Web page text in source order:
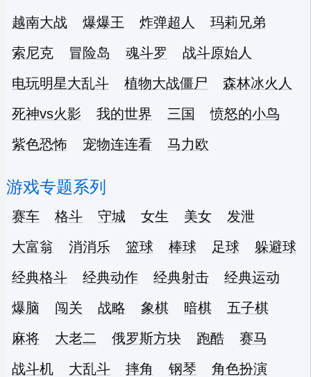
越南大战
爆爆王 炸弹超人
玛莉兄弟
索尼克
冒险岛 魂斗罗
战斗原始人
电玩明星大乱斗
植物大战僵尸
森林冰火人
死神vs火影
我的世界 三国
愤怒的小鸟
紫色恐怖
宠物连连看 马力欧
游戏专题系列
赛车 格斗 守城 女生 美女
发泄
大富翁
消消乐 篮球 棒球 足球
躲避球
经典格斗
经典动作 经典射击
经典运动
爆脑
闯关 战略 象棋 暗棋
五子棋
麻将
大老二 俄罗斯方块 跑酷
赛马
战斗机
大乱斗 摔角 钢琴
角色扮演